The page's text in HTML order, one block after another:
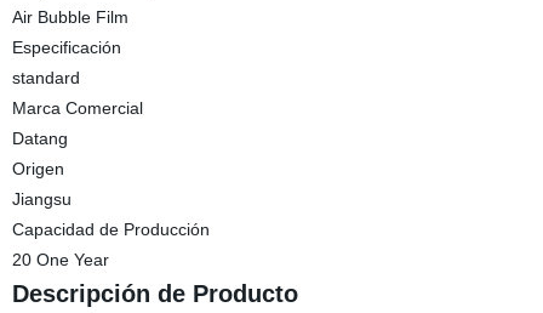
Air Bubble Film
Especificación
standard
Marca Comercial
Datang
Origen
Jiangsu
Capacidad de Producción
20 One Year
Descripción de Producto